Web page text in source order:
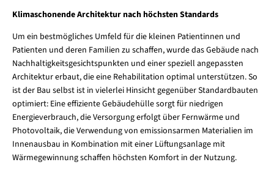
Klimaschonende Architektur nach höchsten Standards
Um ein bestmögliches Umfeld für die kleinen Patientinnen und
Patienten und deren Familien zu schaffen, wurde das Gebäude nach
Nachhaltigkeitsgesichtspunkten und einer speziell angepassten
Architektur erbaut, die eine Rehabilitation optimal unterstützen. So
ist der Bau selbst ist in vielerlei Hinsicht gegenüber Standardbauten
optimiert: Eine effiziente Gebäudehülle sorgt für niedrigen
Energieverbrauch, die Versorgung erfolgt über Fernwärme und
Photovoltaik, die Verwendung von emissionsarmen Materialien im
Innenausbau in Kombination mit einer Lüftungsanlage mit
Wärmegewinnung schaffen höchsten Komfort in der Nutzung.